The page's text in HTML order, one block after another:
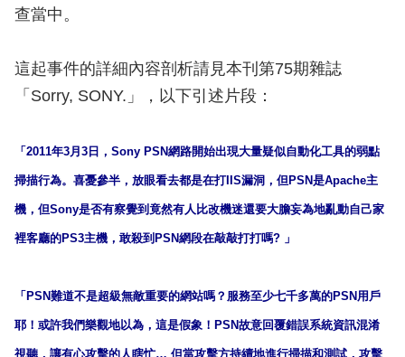
查當中。
這起事件的詳細內容剖析請見本刊第75期雜誌
「Sorry, SONY.」，以下引述片段：
「2011年3月3日，Sony PSN網路開始出現大量疑似自動化工具的弱點
掃描行為。喜憂參半，放眼看去都是在打IIS漏洞，但PSN是Apache主
機，但Sony是否有察覺到竟然有人比改機迷還要大膽妄為地亂動自己家
裡客廳的PS3主機，敢殺到PSN網段在敲敲打打嗎? 」
「PSN難道不是超級無敵重要的網站嗎？服務至少七千多萬的PSN用戶
耶！或許我們樂觀地以為，這是假象！PSN故意回覆錯誤系統資訊混淆
視聽，讓有心攻擊的人瞎忙… 但當攻擊方持續地進行掃描和測試，攻擊